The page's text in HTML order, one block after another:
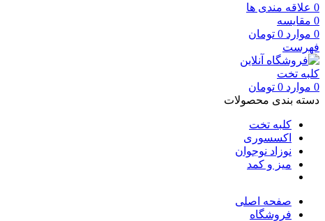
0 علاقه مندی ها
0 مقایسه
0 موارد 0 تومان
فهرست
0 موارد 0 تومان
دسته بندی محصولات
کلبه تخت
اکسسوری
نوزاد نوجوان
میز و کمد
صفحه اصلی
فروشگاه